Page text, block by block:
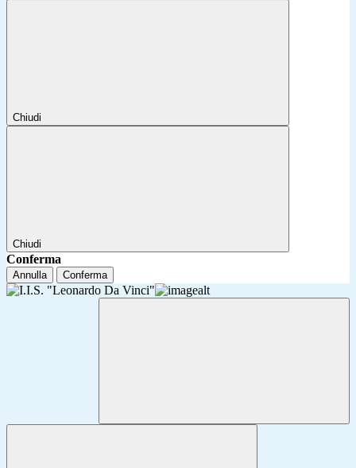
Chiudi
Chiudi
Conferma
Annulla Conferma